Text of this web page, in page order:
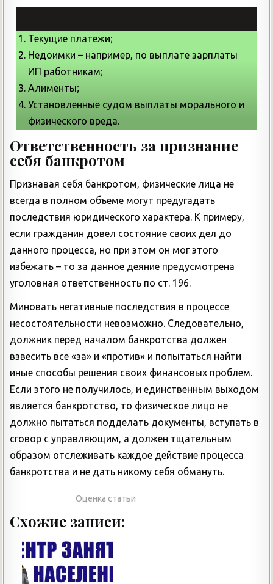
Текущие платежи;
Недоимки – например, по выплате зарплаты
ИП работникам;
Алименты;
Установленные судом выплаты морального и
физического вреда.
Ответственность за признание
себя банкротом
Признавая себя банкротом, физические лица не
всегда в полном объеме могут предугадать
последствия юридического характера. К примеру,
если гражданин довел состояние своих дел до
данного процесса, но при этом он мог этого
избежать – то за данное деяние предусмотрена
уголовная ответственность по ст. 196.
Миновать негативные последствия в процессе
несостоятельности невозможно. Следовательно,
должник перед началом банкротства должен
взвесить все «за» и «против» и попытаться найти
иные способы решения своих финансовых проблем.
Если этого не получилось, и единственным выходом
является банкротство, то физическое лицо не
должно пытаться подделать документы, вступать в
сговор с управляющим, а должен тщательным
образом отслеживать каждое действие процесса
банкротства и не дать никому себя обмануть.
Оценка статьи
Схожие записи: